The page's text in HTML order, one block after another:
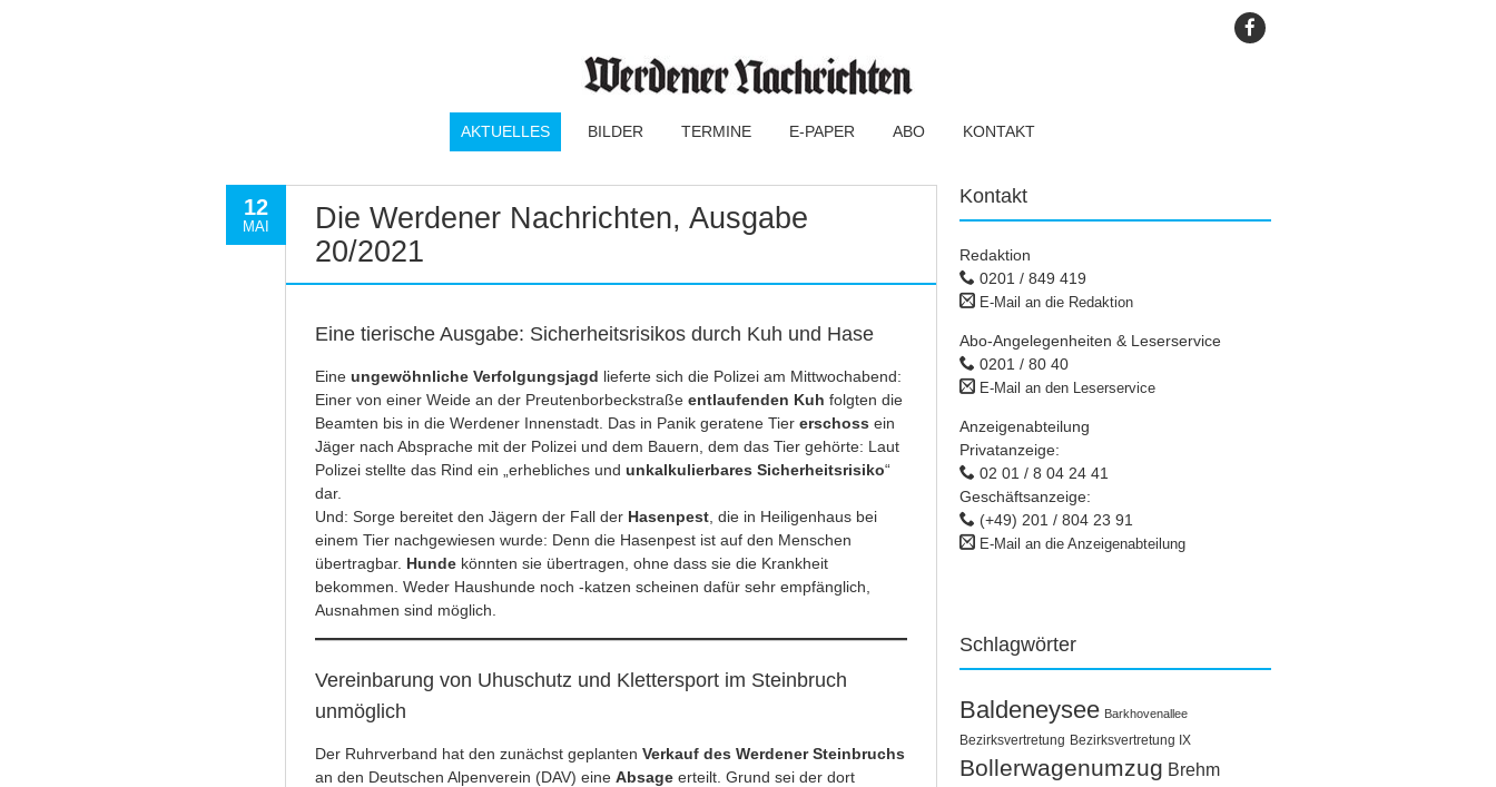
AKTUELLES BILDER TERMINE E-PAPER ABO KONTAKT
12
MAI
Die Werdener Nachrichten, Ausgabe
20/2021
Eine tierische Ausgabe: Sicherheitsrisikos durch Kuh und Hase
Eine ungewöhnliche Verfolgungsjagd lieferte sich die Polizei am Mittwochabend:
Einer von einer Weide an der Preutenborbeckstraße entlaufenden Kuh folgten die
Beamten bis in die Werdener Innenstadt. Das in Panik geratene Tier erschoss ein
Jäger nach Absprache mit der Polizei und dem Bauern, dem das Tier gehörte: Laut
Polizei stellte das Rind ein „erhebliches und unkalkulierbares Sicherheitsrisiko“
dar.
Und: Sorge bereitet den Jägern der Fall der Hasenpest, die in Heiligenhaus bei
einem Tier nachgewiesen wurde: Denn die Hasenpest ist auf den Menschen
übertragbar. Hunde könnten sie übertragen, ohne dass sie die Krankheit
bekommen. Weder Haushunde noch -katzen scheinen dafür sehr empfänglich,
Ausnahmen sind möglich.
Vereinbarung von Uhuschutz und Klettersport im Steinbruch
unmöglich
Der Ruhrverband hat den zunächst geplanten Verkauf des Werdener Steinbruchs
an den Deutschen Alpenverein (DAV) eine Absage erteilt. Grund sei der dort
Kontakt
Redaktion
0201 / 849 419
E-Mail an die Redaktion
Abo-Angelegenheiten & Leserservice
0201 / 80 40
E-Mail an den Leserservice
Anzeigenabteilung
Privatanzeige:
02 01 / 8 04 24 41
Geschäftsanzeige:
(+49) 201 / 804 23 91
E-Mail an die Anzeigenabteilung
Schlagwörter
Baldeneysee Barkhovenallee
Bezirksvertretung Bezirksvertretung IX
Bollerwagenumzug Brehm